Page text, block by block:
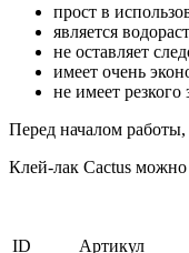
прост в
является
не оставляет
имеет очень
не имеет
Перед началом работы,
Клей-лак Cactus можно
ID Артикул